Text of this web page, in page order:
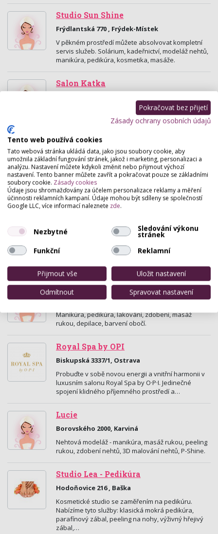
Studio Sun Shine
Frýdlantská 770 , Frýdek-Místek
V pěkném prostředí můžete absolvovat kompletní
servis služeb. Solárium, kadeřnictví, modeláž nehtů,
manikúra, pedikúra, kosmetika, masáže.
Salon Katka
Nabízíme kvalitní služby za rozumné ceny!
Nehtovou modeláž, P -shine - japonská manikúra,
parafínové zábaly, depilace teplým voskem,
pedikúra.
Salon Katja
J.V.Sládka 37 , Frýdek-Místek
Pedikúra, manikúra, nehtová modeláž, reflexní
masáže.
Karviná
Nabízíme masáže, kosmetiku, pedikúru,
Nehtové studio Lucie
Ciolkovského 454 , Karviná
Manikúra, pedikúra, lakování, zdobení, masáž
rukou, depilace, barvení obočí.
Royal Spa by OPI
Biskupská 3337/1, Ostrava
Probuďte v sobě novou energii a vnitřní harmonii v
luxusním salonu Royal Spa by O·P·I. Jedinečné
spojení klidného příjemného prostředí a…
Lucie
Borovského 2000, Karviná
Nehtová modeláž - manikúra, masáž rukou, peeling
rukou, zdobení nehtů, 3D malování nehtů, P-Shine.
Studio Lea - Pedikúra
Hodoňovice 216 , Baška
Kosmetické studio se zaměřením na pedikúru.
Nabízíme tyto služby: klasická mokrá pedikúra,
parafínový zábal, peeling na nohy, výživný hřejivý
zábal,…
Pokračovat bez přijetí
Zásady ochrany osobních údajů
Tento web používá cookies
Tato webová stránka ukládá data, jako jsou soubory cookie, aby
umožnila základní fungování stránek, jakož i marketing, personalizaci a
analýzu. Nastavení můžete kdykoli změnit nebo přijmout výchozí
nastavení. Tento banner můžete zavřít a pokračovat pouze se základními
soubory cookie. Zásady cookies
Údaje jsou shromažďovány za účelem personalizace reklamy a měření
účinnosti reklamních kampaní. Údaje mohou být sdíleny se společností
Google LLC, více informací naleznete zde.
Nezbytné Sledování výkonu
stránek
Funkční
Reklamní
Přijmout vše
Uložit nastavení
Odmítnout
Spravovat nastavení